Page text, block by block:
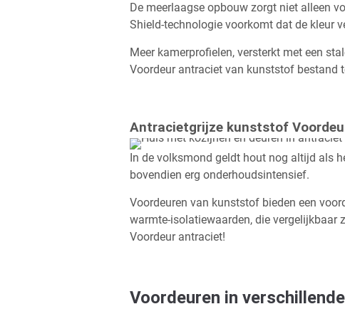
De meerlaagse opbouw zorgt niet alleen
Shield-technologie voorkomt dat de kleur
Meer kamerprofielen, versterkt met een
Voordeur antraciet van kunststof bestand
Antracietgrijze kunststof
In de volksmond geldt hout nog altijd als
bovendien erg onderhoudsintensief.
Voordeuren van kunststof bieden een
warmte-isolatiewaarden, die vergelijkbaar
Voordeur antraciet!
Voordeuren in